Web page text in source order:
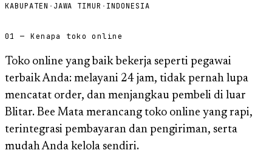
KABUPATEN · JAWA TIMUR · INDONESIA
01 — Kenapa toko online
Toko online yang baik bekerja seperti pegawai
terbaik Anda: melayani 24 jam, tidak pernah lupa
mencatat order, dan menjangkau pembeli di luar
Blitar. Bee Mata merancang toko online yang rapi,
terintegrasi pembayaran dan pengiriman, serta
mudah Anda kelola sendiri.